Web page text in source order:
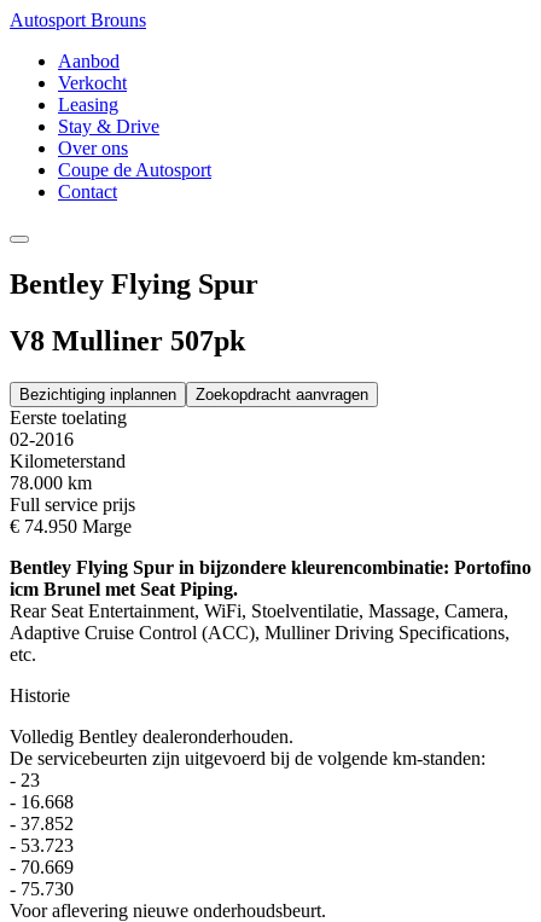
Autosport Brouns
Aanbod
Verkocht
Leasing
Stay & Drive
Over ons
Coupe de Autosport
Contact
Bentley Flying Spur
V8 Mulliner 507pk
Bezichtiging inplannen Zoekopdracht aanvragen
Eerste toelating
02-2016
Kilometerstand
78.000 km
Full service prijs
€ 74.950 Marge
Bentley Flying Spur in bijzondere kleurencombinatie: Portofino
icm Brunel met Seat Piping.
Rear Seat Entertainment, WiFi, Stoelventilatie, Massage, Camera,
Adaptive Cruise Control (ACC), Mulliner Driving Specifications,
etc.
Historie
Volledig Bentley dealeronderhouden.
De servicebeurten zijn uitgevoerd bij de volgende km-standen:
- 23
- 16.668
- 37.852
- 53.723
- 70.669
- 75.730
Voor aflevering nieuwe onderhoudsbeurt.